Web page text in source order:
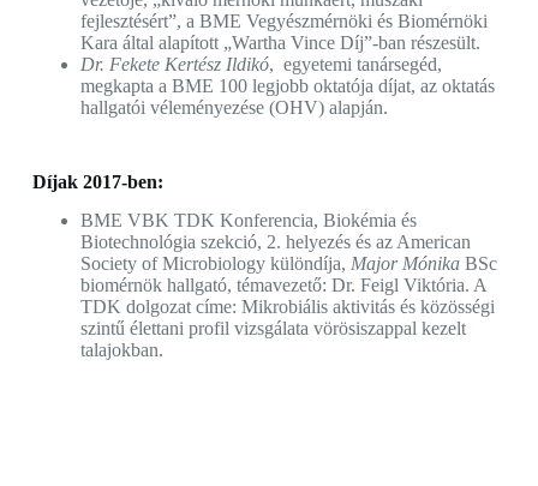
fejlesztésért”, a BME Vegyészmérnöki és Biomérnöki
Kara által alapított „Wartha Vince Díj”-ban részesült.
Dr. Fekete Kertész Ildikó, egyetemi tanársegéd,
megkapta a BME 100 legjobb oktatója díjat, az oktatás
hallgatói véleményezése (OHV) alapján.
Díjak 2017-ben:
BME VBK TDK Konferencia, Biokémia és
Biotechnológia szekció, 2. helyezés és az American
Society of Microbiology különdíja, Major MónikaBSc
biomérnök hallgató, témavezető: Dr. Feigl Viktória. A
TDK dolgozat címe: Mikrobiális aktivitás és közösségi
szintű élettani profil vizsgálata vörösiszappal kezelt
talajokban.